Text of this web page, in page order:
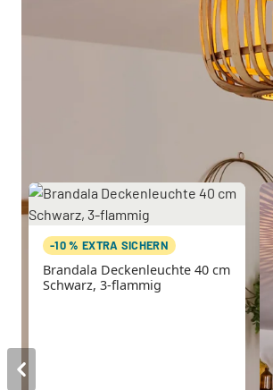
-10 % EXTRA SICHERN
Brandala Deckenleuchte 40 cm
Schwarz, 3-flammig